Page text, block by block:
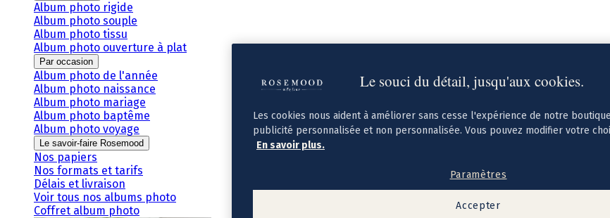
Album photo rigide
Album photo souple
Album photo tissu
Album photo ouverture à plat
Par occasion
Album photo de l'année
Album photo naissance
Album photo mariage
Album photo baptême
Album photo voyage
Le savoir-faire Rosemood
Nos papiers
Nos formats et tarifs
Délais et livraison
Voir tous nos albums photo
Coffret album photo
Le souci du détail, jusqu'aux cookies.
Les cookies nous aident à améliorer sans cesse l'expérience de notre
publicité personnalisée et non personnalisée. Vous pouvez modifier votre
En savoir plus.
Paramètres
Accepter